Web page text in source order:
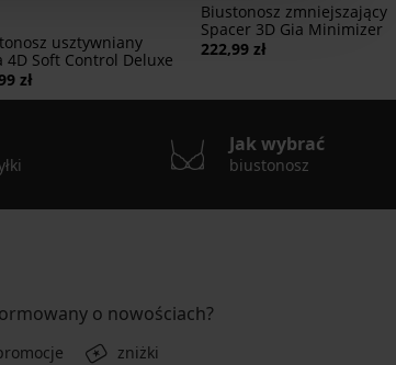
usztywniany
4D Soft Control Deluxe
zł
Biustonosz zmniejszający
Spacer 3D Gia Minimizer
222,99 zł
Jak wybrać
biustonosz
o nowościach?
zniżki